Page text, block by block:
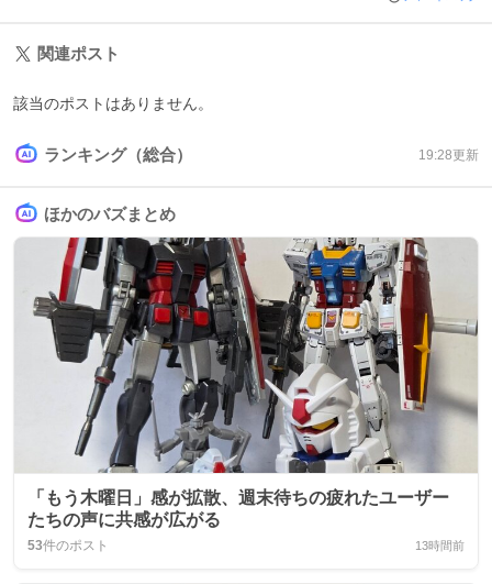
関連ポスト
該当のポストはありません。
ランキング（総合） 19:28更新
ほかのバズまとめ
「もう木曜日」感が拡散、週末待ちの疲れたユーザー
たちの声に共感が広がる
53件のポスト 13時間前